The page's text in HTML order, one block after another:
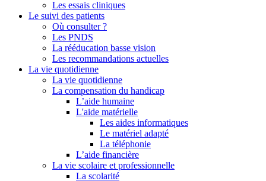
Les essais cliniques
Le suivi des patients
Où consulter ?
Les PNDS
La rééducation basse vision
Les recommandations actuelles
La vie quotidienne
La vie quotidienne
La compensation du handicap
L’aide humaine
L'aide matérielle
Les aides informatiques
Le matériel adapté
La téléphonie
L’aide financière
La vie scolaire et professionnelle
La scolarité